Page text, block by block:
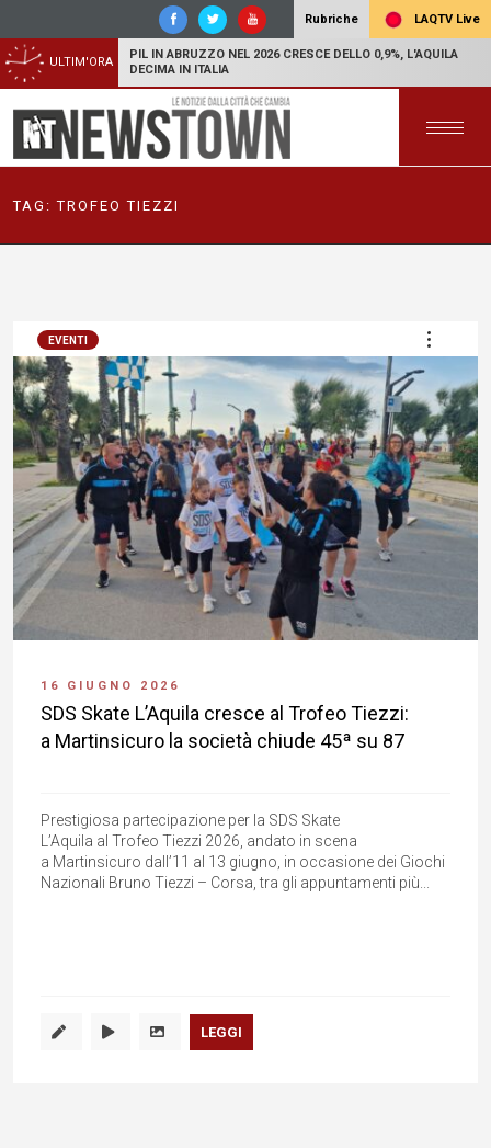
Rubriche LAQTV Live
ULTIM'ORA
PIL IN ABRUZZO NEL 2026 CRESCE DELLO 0,9%, L'AQUILA
DECIMA IN ITALIA
TAG:TROFEO TIEZZI
EVENTI
16 GIUGNO 2026
SDS Skate L’Aquila cresce al Trofeo Tiezzi:
a Martinsicuro la società chiude 45ª su 87
Prestigiosa partecipazione per la SDS Skate
L’Aquila al Trofeo Tiezzi 2026, andato in scena
a Martinsicuro dall’11 al 13 giugno, in occasione dei Giochi
Nazionali Bruno Tiezzi – Corsa, tra gli appuntamenti più...
LEGGI